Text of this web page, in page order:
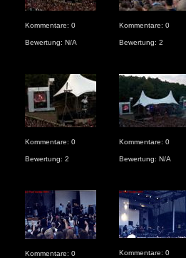
Kommentare: 0
Bewertung: N/A
Kommentare: 0
Bewertung: 2
Kommentare: 0
Bewertung: 2
Kommentare: 0
Bewertung: N/A
Kommentare: 0 Kommentare: 0